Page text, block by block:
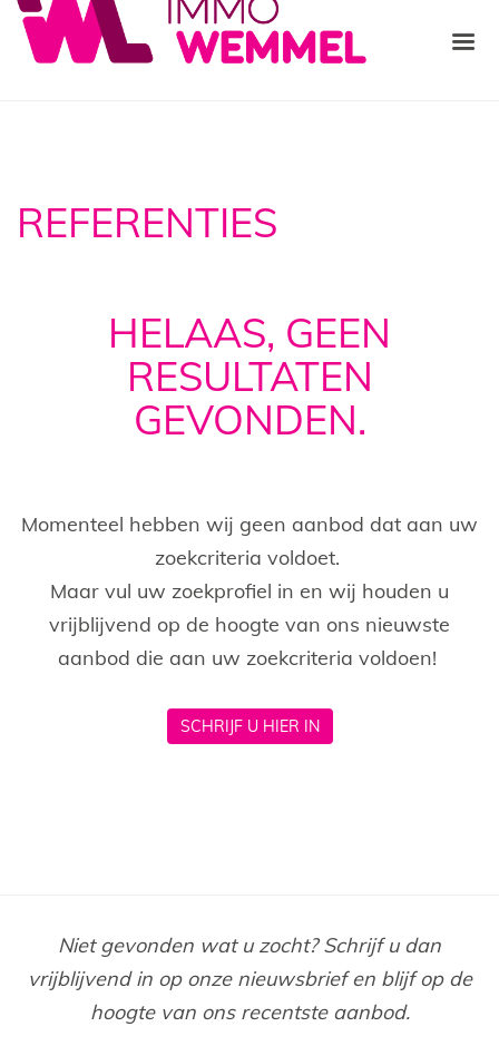
REFERENTIES
HELAAS, GEEN
RESULTATEN
GEVONDEN.
Momenteel hebben wij geen aanbod dat aan uw
zoekcriteria voldoet.
Maar vul uw zoekprofiel in en wij houden u
vrijblijvend op de hoogte van ons nieuwste
aanbod die aan uw zoekcriteria voldoen!
SCHRIJF U HIER IN
Niet gevonden wat u zocht? Schrijf u dan
vrijblijvend in op onze nieuwsbrief en blijf op de
hoogte van ons recentste aanbod.